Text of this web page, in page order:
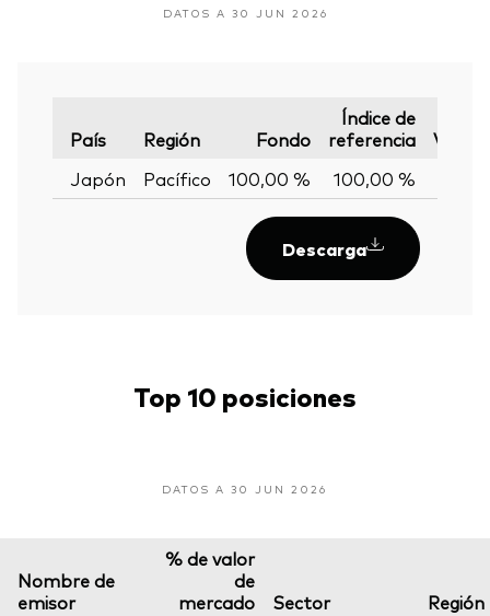
DATOS A 30 JUN 2026
País Región Fondo
Índice de
referencia
Japón
Pacífico 100,00 % 100,00 %
Descarga
Top 10 posiciones
DATOS A 30 JUN 2026
Nombre de
emisor
% de valor
de
mercado
Sector
Región